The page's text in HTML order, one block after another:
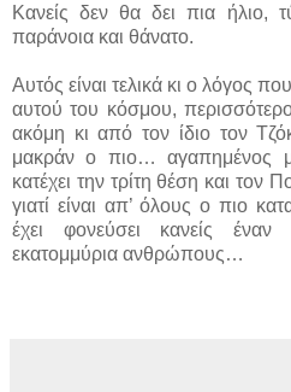
Κανείς δεν θα δει πια ήλιο,
παράνοια και θάνατο.
Αυτός είναι τελικά κι ο λόγος
αυτού του κόσμου,
ακόμη κι από τον ίδιο τον
μακράν ο πιο… αγαπημένος
κατέχει την τρίτη θέση και τον
γιατί είναι απ’ όλους ο πιο
έχει φονεύσει κανείς
εκατομμύρια ανθρώπους…